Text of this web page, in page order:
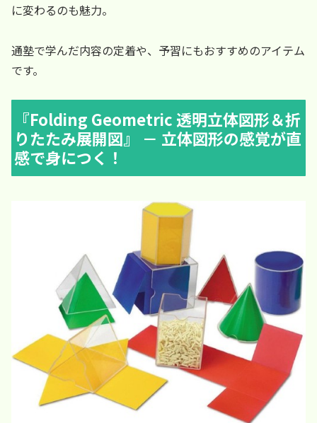
に変わるのも魅力。
通塾で学んだ内容の定着や、予習にもおすすめのアイテム
です。
『Folding Geometric 透明立体図形＆折
りたたみ展開図』 － 立体図形の感覚が直
感で身につく！